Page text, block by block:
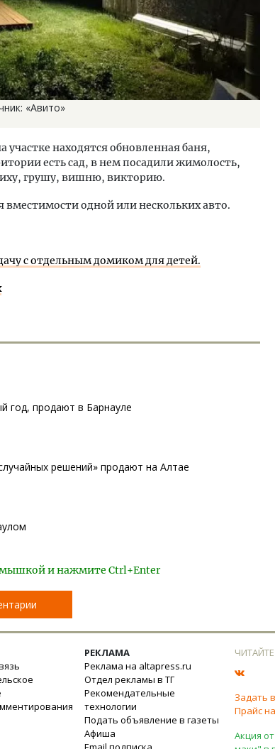
«Авито»
находятся обновленная баня,
есть сад, в нем посадили жимолость,
грушу, вишню, викторию.
одной или нескольких авто.
с отдельным домиком для детей.
год, продают в Барнауле
решений» продают на Алтае
мышкой и нажмите Ctrl+Enter
РЕКЛАМА
Реклама на altapress.ru
Отдел рекламы в ТГ
Рекомендательные
технологии
Подать объявление в газеты
Афиша
Задать
Прайс
Акция